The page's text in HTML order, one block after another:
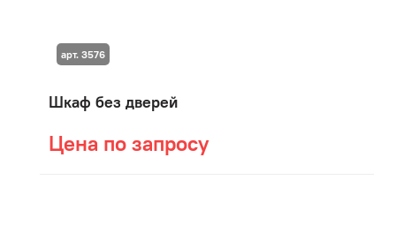
Шкаф без дверей
Цена по запросу
арт. 3576